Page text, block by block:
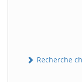
Recherche